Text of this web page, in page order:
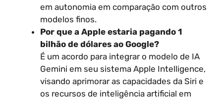
em autonomia em comparação com outros
modelos finos.
Por que a Apple estaria pagando 1
bilhão de dólares ao Google?
É um acordo para integrar o modelo de IA
Gemini em seu sistema Apple Intelligence,
visando aprimorar as capacidades da Siri e
os recursos de inteligência artificial em